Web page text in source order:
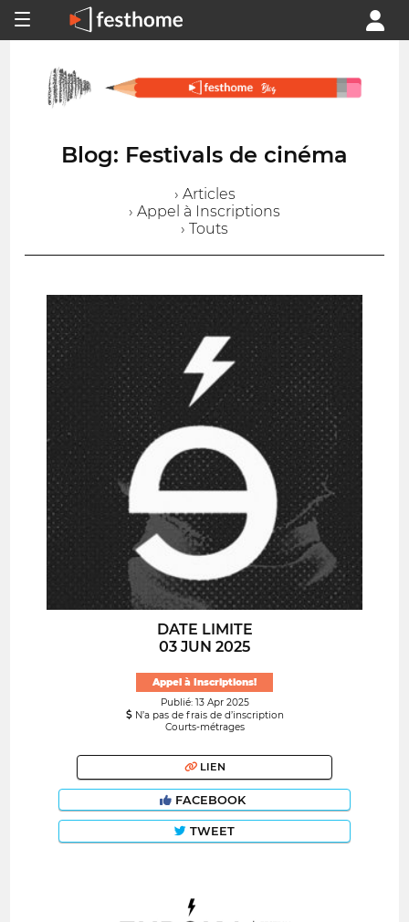
Blog: Festivals de cinéma
› Articles
› Appel à Inscriptions
› Touts
DATE LIMITE
03 JUN 2025
Appel à Inscriptions!
Publié: 13 Apr 2025
N’a pas de frais de d’inscription
Courts-métrages
LIEN
FACEBOOK
TWEET